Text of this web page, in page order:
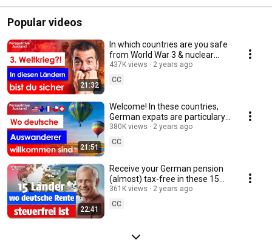
Popular videos
21:32
In which countries are you safe
from World War 3 & nuclear
war?
437K views
2 years ago
CC
21:51
Welcome! In these countries,
German expats are particulary
popular
380K views
2 years ago
CC
22:41
Receive your German pension
(almost) tax-free in these 15
countries
361K views
2 years ago
CC